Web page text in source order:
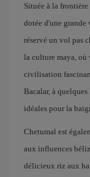
Située à la
dotée d'une
réservé un vol pas
la culture maya, où
civilisation
Bacalar, à
idéales pour la
Chetumal est
aux influences
délicieux riz aux